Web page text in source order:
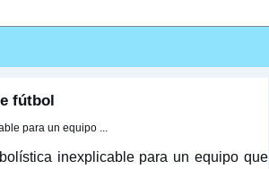
fútbol
para un equipo ...
inexplicable para un equipo que